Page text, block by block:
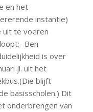
en het
instantie)
uit te voeren
Ben
is over
jl. uit het
blijft
basisscholen.) Dit
onderbrengen van